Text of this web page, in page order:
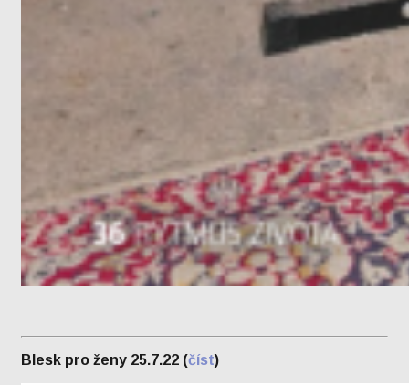
Blesk pro ženy 25.7.22 (číst)